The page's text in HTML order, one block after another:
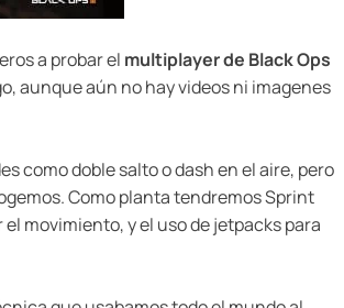
a probar el multiplayer de Black Ops
aunque aún no hay videos ni imagenes
como doble salto o dash en el aire, pero
Como planta tendremos Sprint
movimiento, y el uso de jetpacks para